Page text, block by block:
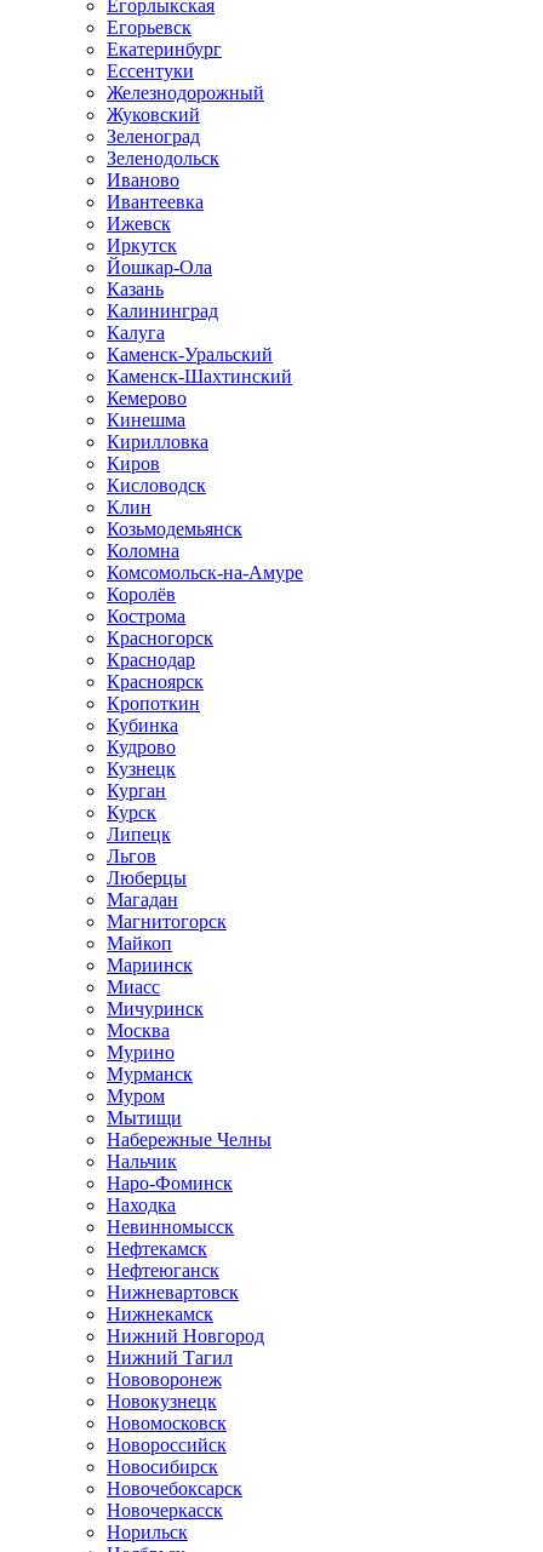
Егорлыкская
Егорьевск
Екатеринбург
Ессентуки
Железнодорожный
Жуковский
Зеленоград
Зеленодольск
Иваново
Ивантеевка
Ижевск
Иркутск
Йошкар-Ола
Казань
Калининград
Калуга
Каменск-Уральский
Каменск-Шахтинский
Кемерово
Кинешма
Кирилловка
Киров
Кисловодск
Клин
Козьмодемьянск
Коломна
Комсомольск-на-Амуре
Королёв
Кострома
Красногорск
Краснодар
Красноярск
Кропоткин
Кубинка
Кудрово
Кузнецк
Курган
Курск
Липецк
Льгов
Люберцы
Магадан
Магнитогорск
Майкоп
Мариинск
Миасс
Мичуринск
Москва
Мурино
Мурманск
Муром
Мытищи
Набережные Челны
Нальчик
Наро-Фоминск
Находка
Невинномысск
Нефтекамск
Нефтеюганск
Нижневартовск
Нижнекамск
Нижний Новгород
Нижний Тагил
Нововоронеж
Новокузнецк
Новомосковск
Новороссийск
Новосибирск
Новочебоксарск
Новочеркасск
Норильск